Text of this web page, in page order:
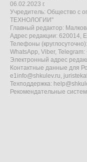
06.02.2023 г.
Учредитель: Общество с
ТЕХНОЛОГИИ"
Главный редактор:
Адрес редакции: 620014,
Телефоны
WhatsApp, Viber,
Электронный адрес
Контактные данные для
e1info@shkulev.ru,
Техподдержка:
Рекомендательные